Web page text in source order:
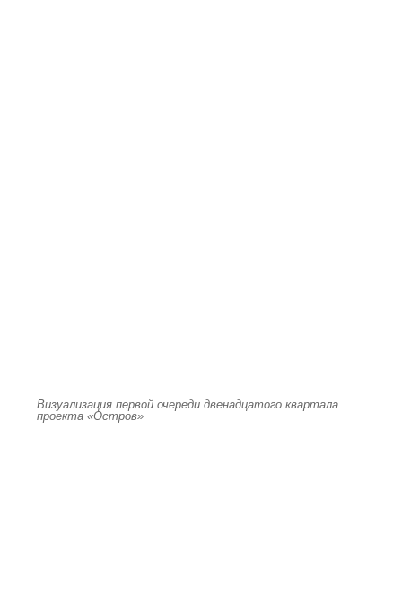
Визуализация первой очереди двенадцатого квартала
проекта «Остров»